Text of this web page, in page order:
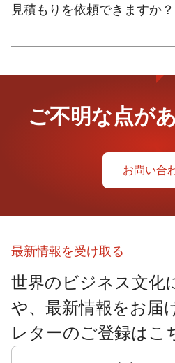
見積もりを依頼できますか？
ご不明な点が
お問い合
最新情報を受け取る
世界のビジネス文化
や、最新情報をお届
レターのご登録はこ